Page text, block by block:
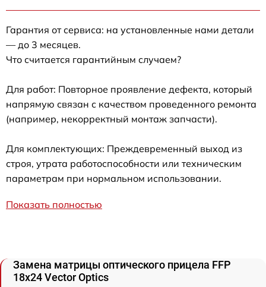
Гарантия от сервиса: на установленные нами детали
— до 3 месяцев.
Что считается гарантийным случаем?
Для работ: Повторное проявление дефекта, который
напрямую связан с качеством проведенного ремонта
(например, некорректный монтаж запчасти).
Для комплектующих: Преждевременный выход из
строя, утрата работоспособности или техническим
параметрам при нормальном использовании.
Показать полностью
Замена матрицы оптического прицела FFP
18x24 Vector Optics